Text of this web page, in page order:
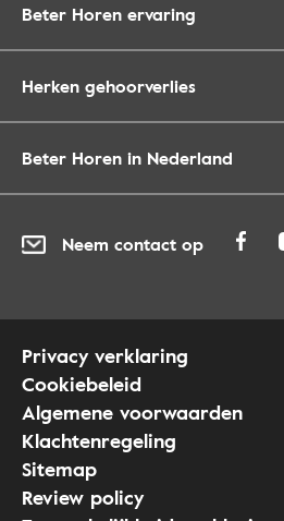
Beter Horen ervaring
Herken gehoorverlies
Beter Horen in Nederland
Neem contact op
Privacy verklaring
Cookiebeleid
Algemene voorwaarden
Klachtenregeling
Sitemap
Review policy